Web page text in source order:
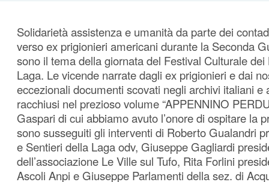
Solidarietà assistenza e umanità da parte dei
verso ex prigionieri americani durante la Seconda
sono il tema della giornata del Festival Culturale
Laga. Le vicende narrate dagli ex prigionieri e dai
eccezionali documenti scovati negli archivi italiani e
racchiusi nel prezioso volume “APPENNINO
Gaspari di cui abbiamo avuto l’onore di ospitare la
sono susseguiti gli interventi di Roberto Gualandri
e Sentieri della Laga odv, Giuseppe Gagliardi
dell’associazione Le Ville sul Tufo, Rita Forlini
Ascoli Anpi e Giuseppe Parlamenti della sez. di